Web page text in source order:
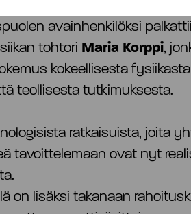
avainhenkilöksi
tohtori Maria Korppi,
kokeellisesta
teollisesta tutkimuksesta.
ratkaisuista, joita
tavoittelemaan ovat nyt
on lisäksi takanaan